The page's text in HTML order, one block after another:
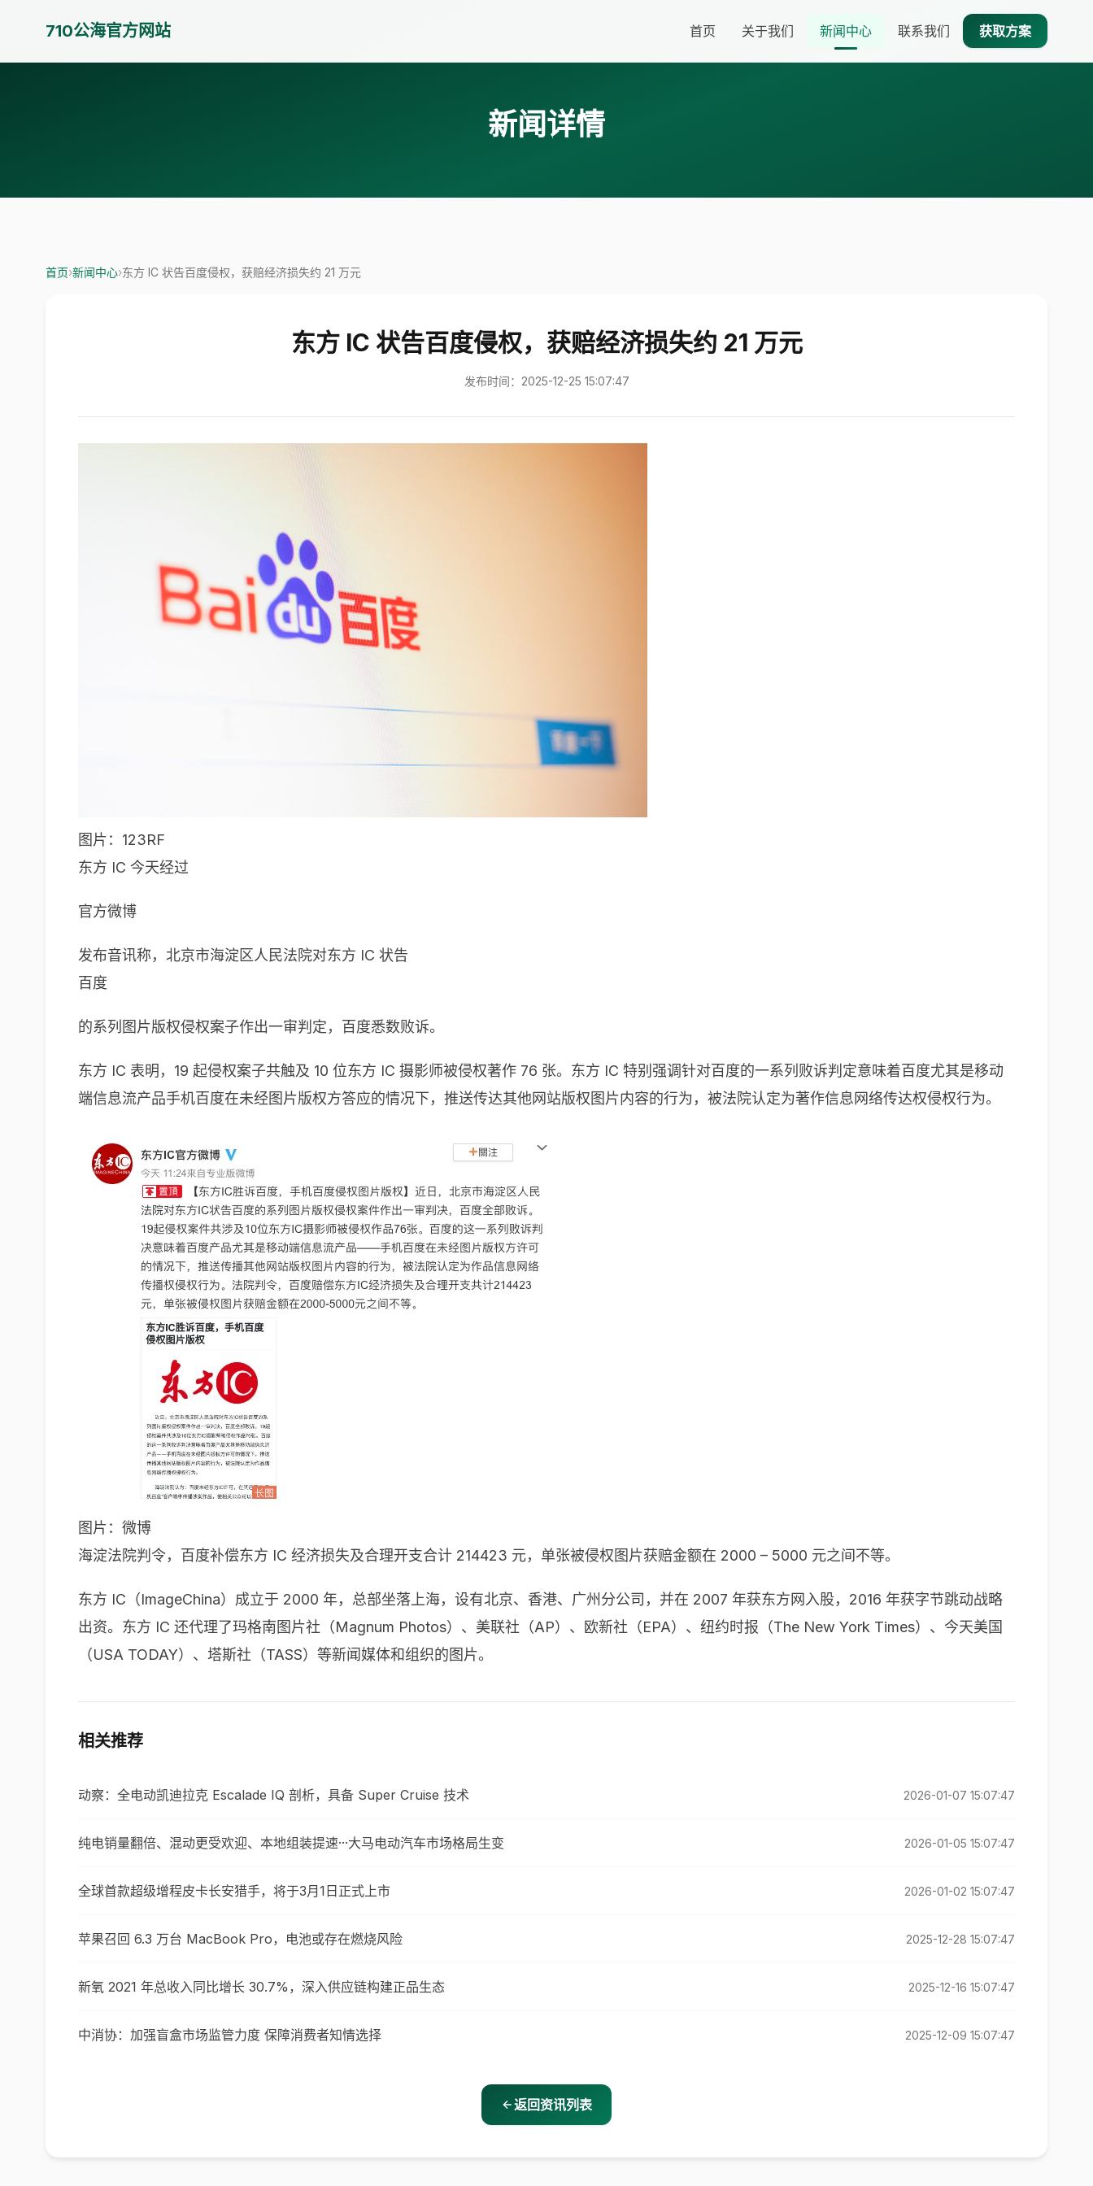
710公海官方网站 首页 关于我们 新闻中心 联系我们 获取方案
新闻详情
首页›新闻中心›东方 IC 状告百度侵权，获赔经济损失约 21 万元
东方 IC 状告百度侵权，获赔经济损失约 21 万元
发布时间：2025-12-25 15:07:47
图片：123RF
东方 IC 今天经过
官方微博
发布音讯称，北京市海淀区人民法院对东方 IC 状告
百度
的系列图片版权侵权案子作出一审判定，百度悉数败诉。
东方 IC 表明，19 起侵权案子共触及 10 位东方 IC 摄影师被侵权著作 76 张。东方 IC 特别强调针对百度的一系列败诉判定意味着百度尤其是移动
端信息流产品手机百度在未经图片版权方答应的情况下，推送传达其他网站版权图片内容的行为，被法院认定为著作信息网络传达权侵权行为。
图片：微博
海淀法院判令，百度补偿东方 IC 经济损失及合理开支合计 214423 元，单张被侵权图片获赔金额在 2000 – 5000 元之间不等。
东方 IC（ImageChina）成立于 2000 年，总部坐落上海，设有北京、香港、广州分公司，并在 2007 年获东方网入股，2016 年获字节跳动战略
出资。东方 IC 还代理了玛格南图片社（Magnum Photos）、美联社（AP）、欧新社（EPA）、纽约时报（The New York Times）、今天美国
（USA TODAY）、塔斯社（TASS）等新闻媒体和组织的图片。
相关推荐
动察：全电动凯迪拉克 Escalade IQ 剖析，具备 Super Cruise 技术 2026-01-07 15:07:47
纯电销量翻倍、混动更受欢迎、本地组装提速···大马电动汽车市场格局生变 2026-01-05 15:07:47
全球首款超级增程皮卡长安猎手，将于3月1日正式上市 2026-01-02 15:07:47
苹果召回 6.3 万台 MacBook Pro，电池或存在燃烧风险 2025-12-28 15:07:47
新氧 2021 年总收入同比增长 30.7%，深入供应链构建正品生态 2025-12-16 15:07:47
中消协：加强盲盒市场监管力度 保障消费者知情选择 2025-12-09 15:07:47
返回资讯列表